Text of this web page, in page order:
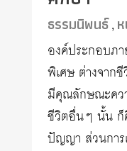
ธรรมนิพนธ์,
องค์ประกอบภ
พิเศษ ต่างจาก
มีคุณลักษณะคว
ชีวิตอื่นๆ นั้น ก็
ปัญญา ส่วนการ